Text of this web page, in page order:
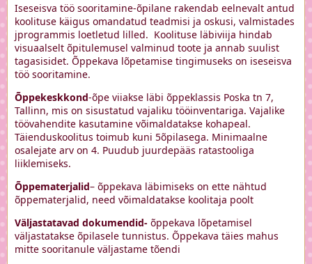
Iseseisva töö sooritamine-õpilane rakendab eelnevalt antud
koolituse käigus omandatud teadmisi ja oskusi, valmistades
jprogrammis loetletud lilled. Koolituse läbiviija hindab
visuaalselt õpitulemusel valminud toote ja annab suulist
tagasisidet. Õppekava lõpetamise tingimuseks on iseseisva
töö sooritamine.
Õppekeskkond-õpe viiakse läbi õppeklassis Poska tn 7,
Tallinn, mis on sisustatud vajaliku tööinventariga. Vajalike
töövahendite kasutamine võimaldatakse kohapeal.
Täienduskoolitus toimub kuni 5õpilasega. Minimaalne
osalejate arv on 4. Puudub juurdepääs ratastooliga
liiklemiseks.
Õppematerjalid– õppekava läbimiseks on ette nähtud
õppematerjalid, need võimaldatakse koolitaja poolt
Väljastatavad dokumendid- õppekava lõpetamisel
väljastatakse õpilasele tunnistus. Õppekava täies mahus
mitte sooritanule väljastame tõendi